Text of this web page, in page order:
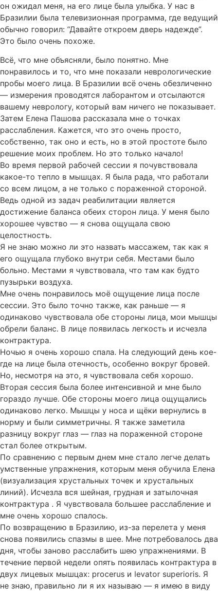
он ожидал меня, на его лице была улыбка. У нас в
Бразилии была телевизионная программа, где ведущий
обычно говорил: “Давайте откроем дверь надежде”.
Это было очень похоже.
Всё, что мне объясняли, было понятно. Мне
понравилось и то, что мне показали неврологические
пробы моего лица. В Бразилии всё очень обезличенно
— измерения проводятся лаборантом и отсылаются
вашему неврологу, который вам ничего не показывает.
Затем Елена Пашова рассказала мне о точках
расслабления. Кажется, что это очень просто,
собственно, так оно и есть, но в этой простоте было
решение моих проблем. Но это только начало!
Во время первой рабочей сессии я почувствовала
какое-то тепло в мышцах. Я была рада, что работали
со всем лицом, а не только с пораженной стороной.
Ведь одной из задач реабилитации является
достижение баланса обеих сторон лица. У меня было
хорошее чувство — я снова ощущала свою
целостность.
Я не знаю можно ли это назвать массажем, так как я
его ощущала глубоко внутри себя. Местами было
больно. Местами я чувствовала, что там как будто
пузырьки воздуха.
Мне очень понравилось моё ощущение лица после
сессии. Это было точно также, как раньше — я
одинаково чувствовала обе стороны лица, мои мышцы
обрели баланс. В лице появилась легкость и исчезла
контрактура.
Ночью я очень хорошо спала. На следующий день кое-
где на лице была отечность, особенно вокруг бровей.
Но, несмотря на это, я чувствовала себя хорошо.
Вторая сессия была более интенсивной и мне было
гораздо лучше. Обе стороны моего лица ощущались
одинаково легко. Мышцы у носа и щёки вернулись в
норму и были симметричны. Я также заметила
разницу вокруг глаз — глаз на пораженной стороне
стал более открытым.
По сравнению с первым днем мне стало легче делать
умственные упражнения, которым меня обучила Елена
(визуализация хрустальных точек и хрустальных
линий). Исчезла вся шейная, грудная и затылочная
контрактура . Я чувствовала большее расслабление и
мне очень хорошо спалось.
По возвращению в Бразилию, из-за перелета у меня
снова появились спазмы в шее. Мне потребовалось два
дня, чтобы заново расслабить шею упражнениями. В
течение первой недели опять появилась контрактура в
двух лицевых мышцах: procerus и levator superioris. Я
не знаю, правильно ли я их называю — я имею в виду